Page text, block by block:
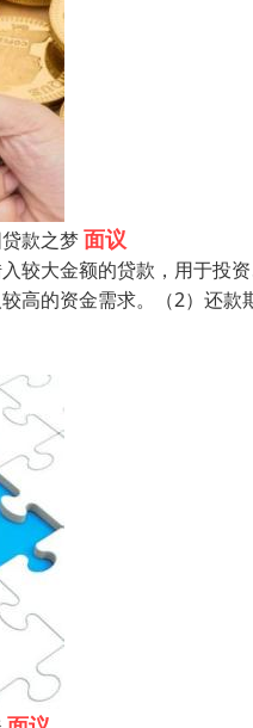
款之梦面议
较大金额的贷款，用于投
高的资金需求。（2）还